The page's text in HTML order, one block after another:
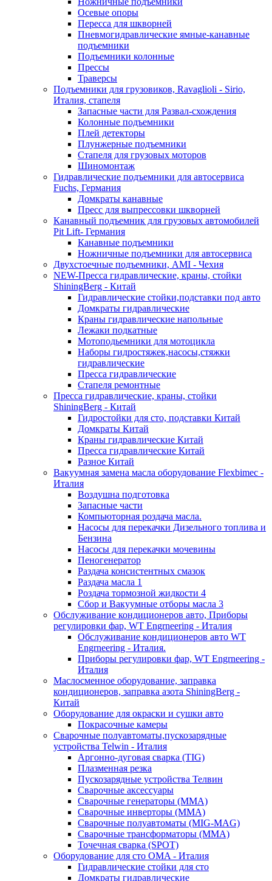
Осевые опоры
Пересса для шкворней
Пневмогидравлические ямные-канавные
подъемники
Подъемники колонные
Прессы
Траверсы
Подъемники для грузовиков, Ravaglioli - Sirio,
Италия, стапеля
Запасные части для Развал-схождения
Колонные подъемники
Плей детекторы
Плунжерные подъемники
Стапеля для грузовых моторов
Шиномонтаж
Гидравлические подъемники для автосервиса
Fuchs, Германия
Домкраты канавные
Пресс для выпрессовки шкворней
Канавный подъемник для грузовых автомобилей
Pit Lift- Германия
Канавные подъемники
Ножничные подъемники для автосервиса
Двухстоечные подъемники, АМІ - Чехия
NEW-Пресса гидравлические, краны, стойки
ShiningBerg - Китай
Гидравлические стойки,подставки под авто
Домкраты гидравлические
Краны гидравлические напольные
Лежаки подкатные
Мотоподьемники для мотоцикла
Наборы гидростяжек,насосы,стяжки
гидравлические
Пресса гидравлические
Стапеля ремонтные
Пресса гидравлические, краны, стойки
ShiningBerg - Китай
Гидростойки для сто, подставки Китай
Домкраты Китай
Краны гидравлические Китай
Пресса гидравлические Китай
Разное Китай
Вакуумная замена масла оборудование Flexbimeс -
Италия
Воздушна подготовка
Запасные части
Компьюторная роздача масла.
Насосы для перекачки Дизельного топлива и
Бензина
Насосы для перекачки мочевины
Пеногенератор
Раздача консистентных смазок
Раздача масла 1
Роздача тормозной жидкости 4
Сбор и Вакуумные отборы масла 3
Обслуживание кондиционеров авто, Приборы
регулировки фар, WT Engrneering - Италия
Обслуживание кондиционеров авто WT
Engrneering - Италия.
Приборы регулировки фар, WT Engrneering -
Италия
Маслосменное оборудование, заправка
кондиционеров, заправка азота ShiningBerg -
Китай
Оборудование для окраски и сушки авто
Покрасочные камеры
Сварочные полуавтоматы,пускозарядные
устройства Telwin - Италия
Аргонно-дуговая сварка (TIG)
Плазменная резка
Пускозарядные устройства Телвин
Сварочные аксессуары
Сварочные генераторы (MMA)
Сварочные инверторы (MMA)
Сварочные полуавтоматы (MIG-MAG)
Сварочные трансформаторы (MMA)
Точечная сварка (SPOT)
Оборудование для сто OMA - Италия
Гидравлические стойки для сто
Домкраты гидравлические